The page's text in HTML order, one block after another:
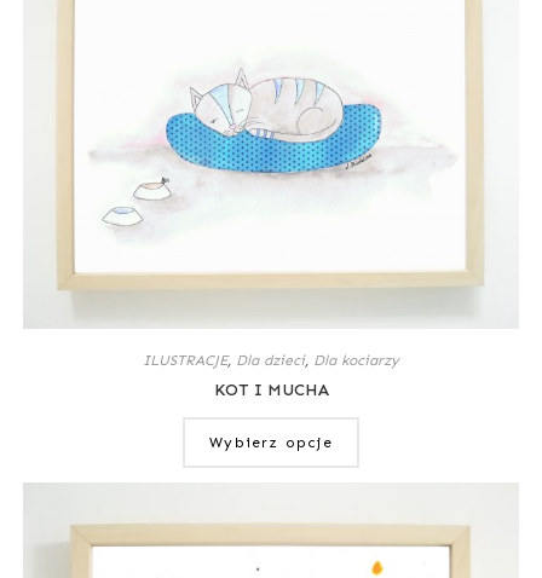
ILUSTRACJE, Dla dzieci, Dla kociarzy
KOT I MUCHA
Wybierz opcje